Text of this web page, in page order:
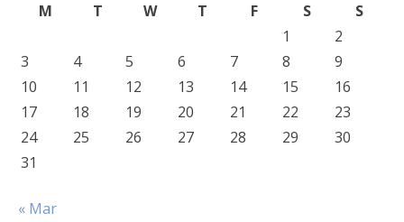
M
T W T F S
S
1
2
3
4 5 6 7 8
9
10
11 12 13 14 15
16
17
18 19 20 21 22
23
24
25 26 27 28 29
30
31
« Mar